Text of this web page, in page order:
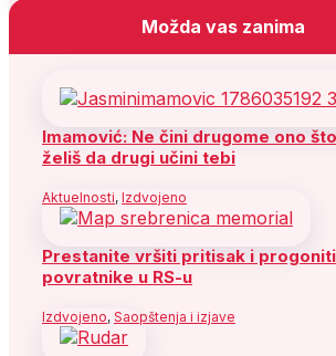
Možda vas zanima
Imamović: Ne čini drugome ono
želiš da drugi učini tebi
Aktuelnosti, Izdvojeno
Prestanite vršiti pritisak i progoniti
povratnike u RS-u
Izdvojeno, Saopštenja i izjave